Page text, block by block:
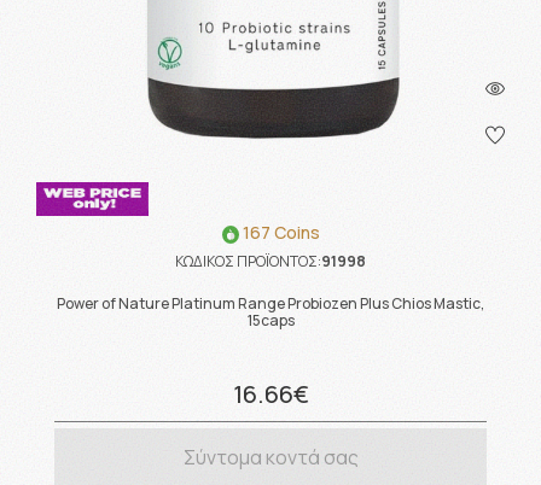
167 Coins
ΚΩΔΙΚΟΣ ΠΡΟΪΟΝΤΟΣ:91998
Power of Nature Platinum Range Probiozen Plus Chios Mastic,
15caps
16.66€
Σύντομα κοντά σας